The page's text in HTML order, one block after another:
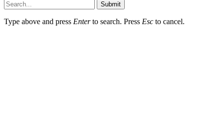
Submit
Type above and press Enterto search. Press Esc to cancel.